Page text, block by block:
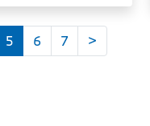
5 6 7 >